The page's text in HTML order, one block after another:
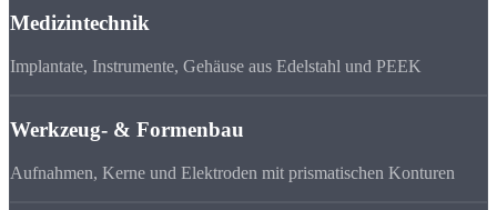
Medizintechnik
Implantate, Instrumente, Gehäuse aus Edelstahl und PEEK
Werkzeug- & Formenbau
Aufnahmen, Kerne und Elektroden mit prismatischen Konturen